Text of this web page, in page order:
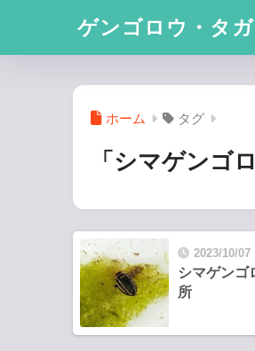
ゲンゴロウ・タ
ホーム タグ
「シマゲンゴ
2023/10/07
シマゲンゴ
所